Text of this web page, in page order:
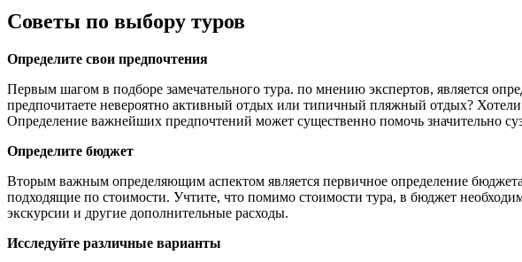
Советы по выбору туров
Определите свои предпочтения
Первым шагом в подборе замечательного тура. по мнению экспертов, является
предпочитаете невероятно активный отдых или типичный пляжный отдых?
Определение важнейших предпочтений может существенно помочь значительно
Определите бюджет
Вторым важным определяющим аспектом является первичное определение
подходящие по стоимости. Учтите, что помимо стоимости тура, в бюджет
экскурсии и другие дополнительные расходы.
Исследуйте различные варианты